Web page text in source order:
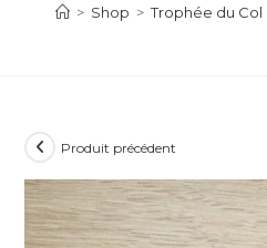
> Shop > Trophée du
Produit précédent